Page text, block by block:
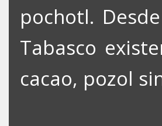
pochotl.
Tabasco
cacao, pozol